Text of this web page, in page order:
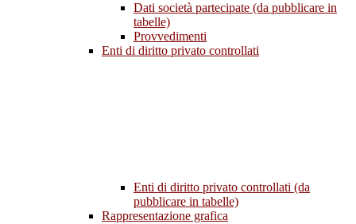
Dati società partecipate (da pubblicare in
tabelle)
Provvedimenti
Enti di diritto privato controllati
Enti di diritto privato controllati (da
pubblicare in tabelle)
Rappresentazione grafica